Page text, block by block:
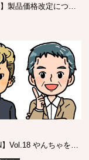
製品価格改定につい
】Vol.18 やんちゃをし
頃…そして今も…